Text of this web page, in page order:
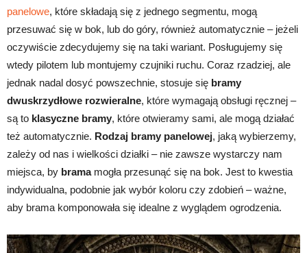
panelowe, które składają się z jednego segmentu, mogą
przesuwać się w bok, lub do góry, również automatycznie – jeżeli
oczywiście zdecydujemy się na taki wariant. Posługujemy się
wtedy pilotem lub montujemy czujniki ruchu. Coraz rzadziej, ale
jednak nadal dosyć powszechnie, stosuje się bramy
dwuskrzydłowe rozwieralne, które wymagają obsługi ręcznej –
są to klasyczne bramy, które otwieramy sami, ale mogą działać
też automatycznie. Rodzaj bramy panelowej, jaką wybierzemy,
zależy od nas i wielkości działki – nie zawsze wystarczy nam
miejsca, by bramamogła przesunąć się na bok. Jest to kwestia
indywidualna, podobnie jak wybór koloru czy zdobień – ważne,
aby brama komponowała się idealne z wyglądem ogrodzenia.